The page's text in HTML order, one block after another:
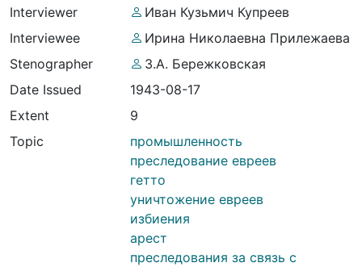
Interviewer
Иван Кузьмич Купреев
Interviewee
Ирина Николаевна Прилежаева
Stenographer
З.А. Бережковская
Date Issued
1943-08-17
Extent
9
Topic
промышленность
преследование евреев
гетто
уничтожение евреев
избиения
арест
преследования за связь с